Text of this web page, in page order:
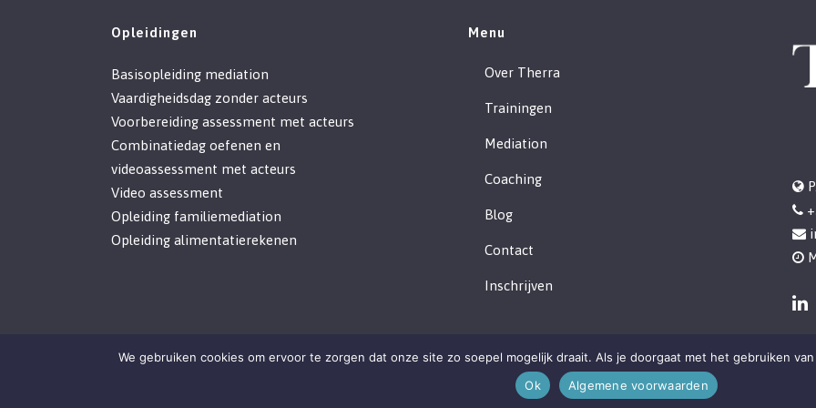
Opleidingen
Basisopleiding mediation
Vaardigheidsdag zonder acteurs
Voorbereiding assessment met acteurs
Combinatiedag oefenen en
videoassessment met acteurs
Video assessment
Opleiding familiemediation
Opleiding alimentatierekenen
Menu
Over Therra
Trainingen
Mediation
Coaching
Blog
Contact
Inschrijven
Copyright 2026 - Therra |Algemene voorwaarden
We gebruiken cookies om ervoor te zorgen dat onze site zo soepel mogelijk draait. Als je doorgaat met het gebruiken
Ok
Algemene voorwaarden